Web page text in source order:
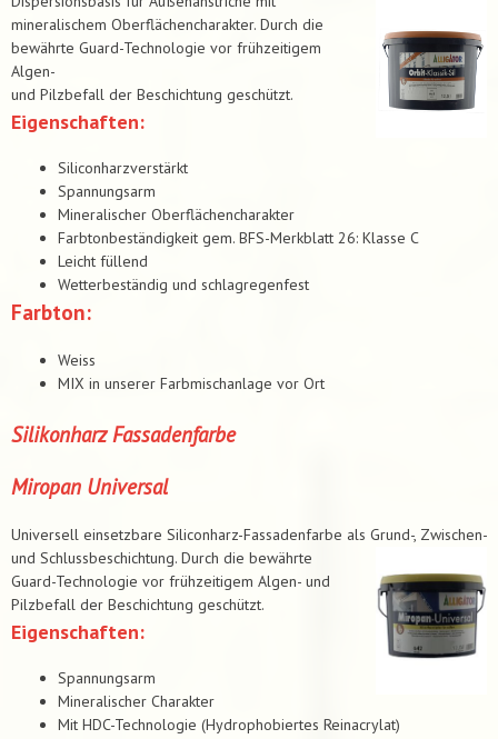
mineralischem Oberflächencharakter. Durch die
bewährte Guard-Technologie vor frühzeitigem
Algen-
und Pilzbefall der Beschichtung geschützt.
Eigenschaften:
Siliconharzverstärkt
Spannungsarm
Mineralischer Oberflächencharakter
Farbtonbeständigkeit gem. BFS-Merkblatt 26: Klasse C
Leicht füllend
Wetterbeständig und schlagregenfest
Farbton:
Weiss
MIX in unserer Farbmischanlage vor Ort
Silikonharz Fassadenfarbe
Miropan Universal
Universell einsetzbare Siliconharz-Fassadenfarbe als Grund-, Zwischen-
und Schlussbeschichtung. Durch die bewährte
Guard-Technologie vor frühzeitigem Algen- und
Pilzbefall der Beschichtung geschützt.
Eigenschaften:
Spannungsarm
Mineralischer Charakter
Mit HDC-Technologie (Hydrophobiertes Reinacrylat)